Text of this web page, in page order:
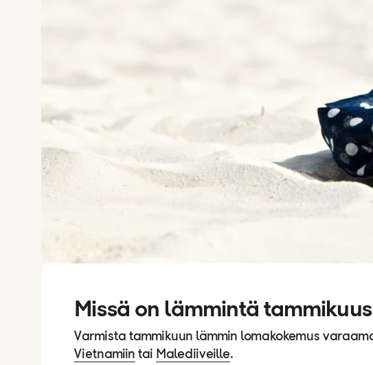
Missä on lämmintä
Varmista tammikuun lämmin lomakokemus
Vietnamiin tai Malediiveille.